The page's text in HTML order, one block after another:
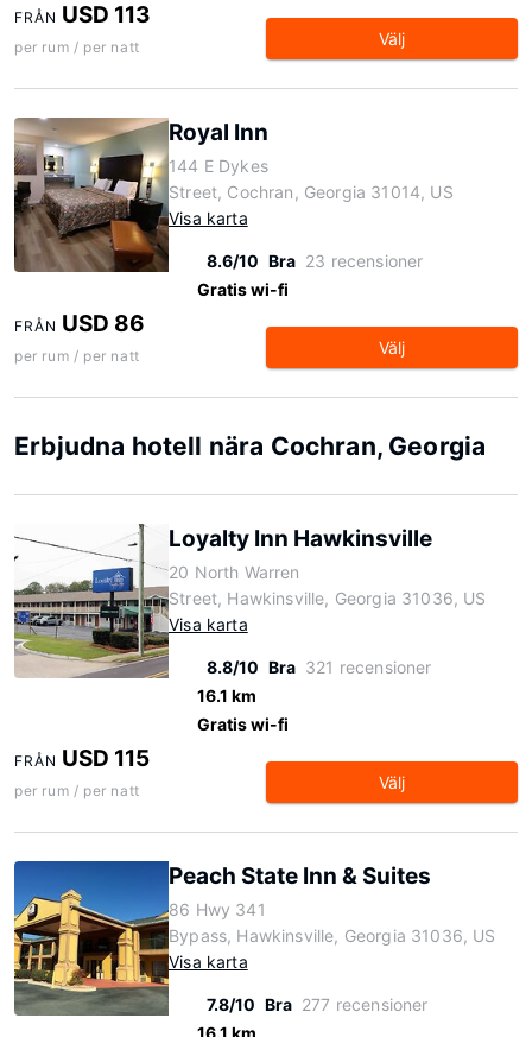
FRÅN USD 113
per rum / per natt Välj
Royal Inn
144 E Dykes
Street, Cochran, Georgia 31014, US
Visa karta
8.6/10 Bra 23 recensioner
Gratis wi-fi
FRÅN USD 86
per rum / per natt Välj
Erbjudna hotell nära Cochran, Georgia
Loyalty Inn Hawkinsville
20 North Warren
Street, Hawkinsville, Georgia 31036, US
Visa karta
8.8/10 Bra 321 recensioner
16.1 km
Gratis wi-fi
FRÅN USD 115
per rum / per natt Välj
Peach State Inn & Suites
86 Hwy 341
Bypass, Hawkinsville, Georgia 31036, US
Visa karta
7.8/10 Bra 277 recensioner
16.1 km